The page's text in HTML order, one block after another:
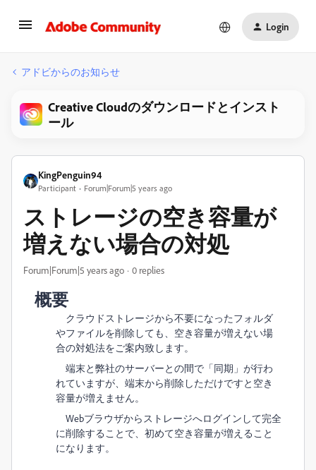
Login
アドビからのお知らせ
Creative Cloudのダウンロードとインスト
ール
KingPenguin94
Participant Forum|Forum|5 years ago
ストレージの空き容量が
増えない場合の対処
Forum|Forum|5 years ago 0 replies
概要
クラウドストレージから不要になったフォルダ
やファイルを削除しても、空き容量が増えない場
合の対処法をご案内致します。
端末と弊社のサーバーとの間で「同期」が行わ
れていますが、端末から削除しただけですと空き
容量が増えません。
Webブラウザからストレージへログインして完全
に削除することで、初めて空き容量が増えること
になります。